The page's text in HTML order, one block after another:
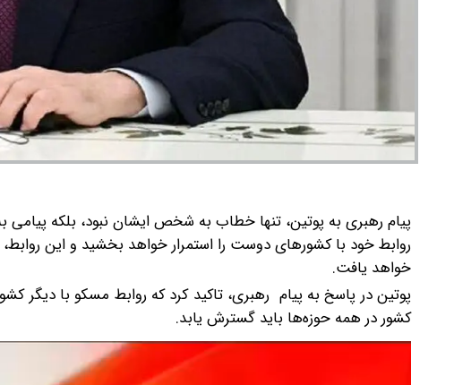
پیام رهبری به پوتین، تنها خطاب به شخص ایشان نبود، بلکه
روابط خود با کشورهای دوست را استمرار خواهد بخشید و این
خواهد یافت.
پوتین در پاسخ به پیام رهبری، تاکید کرد که روابط مسکو با دیگر
کشور در همه حوزه‌ها باید گسترش یابد.